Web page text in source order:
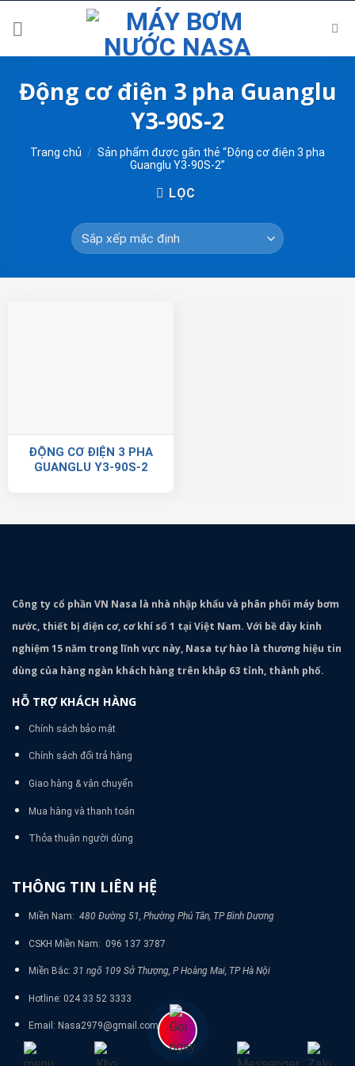
Động cơ điện 3 pha Guanglu
Y3-90S-2
Trang chủ / Sản phẩm được gắn thẻ “Động cơ điện 3 pha
Guanglu Y3-90S-2”
LỌC
ĐỘNG CƠ ĐIỆN 3 PHA
GUANGLU Y3-90S-2
Công ty cổ phần VN Nasa là nhà nhập khẩu và phân phối máy bơm
nước, thiết bị điện cơ, cơ khí số 1 tại Việt Nam. Với bề dày kinh
nghiệm 15 năm trong lĩnh vực này, Nasa tự hào là thương hiệu tin
dùng của hàng ngàn khách hàng trên khắp 63 tỉnh, thành phố.
HỖ TRỢ KHÁCH HÀNG
Chính sách bảo mật
Chính sách đổi trả hàng
Giao hàng & vận chuyển
Mua hàng và thanh toán
Thỏa thuận người dùng
THÔNG TIN LIÊN HỆ
Miền Nam: 480 Đường 51, Phường Phú Tân, TP Bình Dương
CSKH Miền Nam: 096 137 3787
Miền Bắc: 31 ngõ 109 Sở Thượng, P Hoàng Mai, TP Hà Nội
Hotline: 024 33 52 3333
Email: Nasa2979@gmail.com